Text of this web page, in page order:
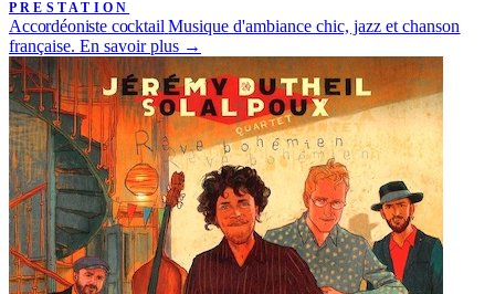
PRESTATION
Accordéoniste cocktail Musique d'ambiance chic, jazz et chanson
française. En savoir plus →